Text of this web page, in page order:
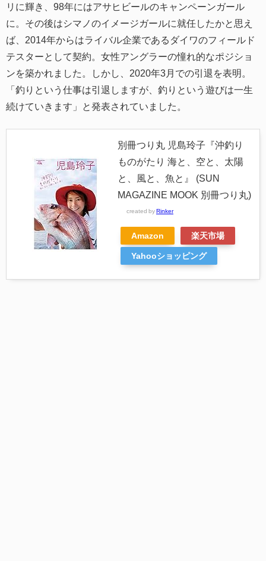
リに輝き、98年にはアサヒビールのキャンペーンガール
に。その後はシマノのイメージガールに就任したかと思え
ば、2014年からはライバル企業であるダイワのフィールド
テスターとして契約。女性アングラーの憧れ的なポジショ
ンを築かれました。しかし、2020年3月での引退を表明。
「釣りという仕事は引退しますが、釣りという遊びは一生
続けていきます」と発表されていました。
別冊つり丸 児島玲子『沖釣り
ものがたり 海と、空と、太陽
と、風と、魚と』 (SUN
MAGAZINE MOOK 別冊つり丸)
created by Rinker
Amazon 楽天市場
Yahooショッピング